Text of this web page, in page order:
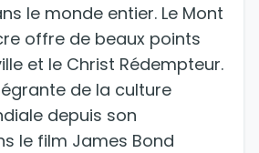
le monde entier. Le Mont
offre de beaux points
et le Christ Rédempteur.
de la culture
depuis son
le film James Bond